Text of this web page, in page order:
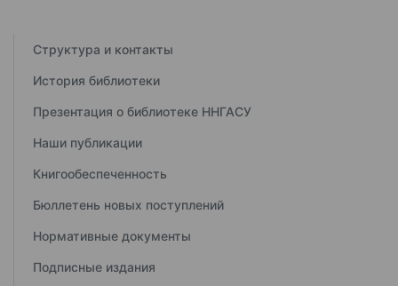
Структура и контакты
История библиотеки
Презентация о библиотеке ННГАСУ
Наши публикации
Книгообеспеченность
Бюллетень новых поступлений
Нормативные документы
Подписные издания